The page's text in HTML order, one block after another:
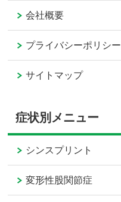
会社概要
プライバシーポリシー
サイトマップ
症状別メニュー
シンスプリント
変形性股関節症